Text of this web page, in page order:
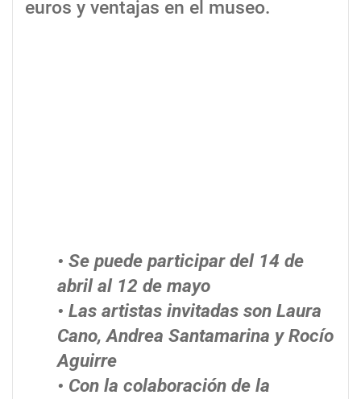
euros y ventajas en el museo.
• Se puede participar del 14 de
abril al 12 de mayo
• Las artistas invitadas son Laura
Cano, Andrea Santamarina y Rocío
Aguirre
• Con la colaboración de la